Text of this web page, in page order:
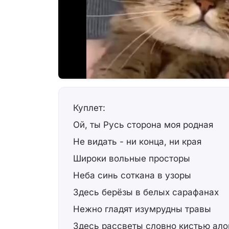
Куплет:
Ой, ты Русь сторона моя родная
Не видать - ни конца, ни края
Широки вольные просторы
Неба синь соткана в узоры
Здесь берёзы в белых сарафанах
Нежно гладят изумрудны травы
Здесь рассветы словно кистью